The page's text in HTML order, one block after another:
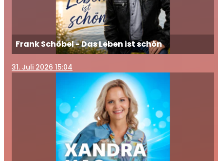
Frank Schöbel - Das Leben ist schön
31. Juli 2026 15:04